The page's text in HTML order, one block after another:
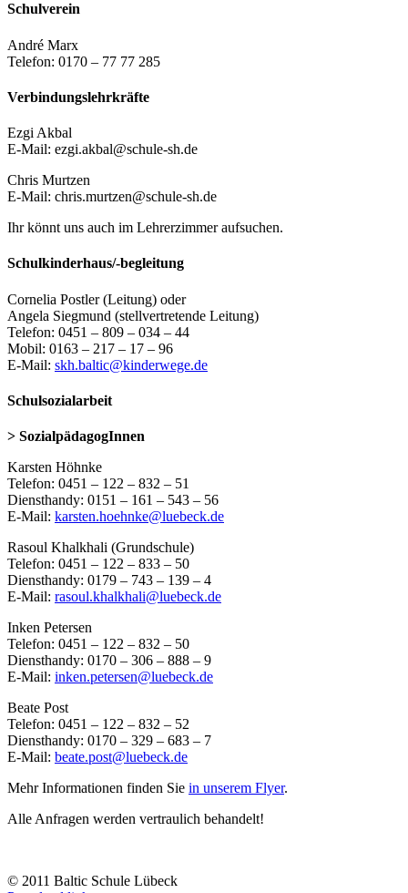
Schulverein
André Marx
Telefon: 0170 – 77 77 285
Verbindungslehrkräfte
Ezgi Akbal
E-Mail: ezgi.akbal@schule-sh.de
Chris Murtzen
E-Mail: chris.murtzen@schule-sh.de
Ihr könnt uns auch im Lehrerzimmer aufsuchen.
Schulkinderhaus/-begleitung
Cornelia Postler (Leitung) oder
Angela Siegmund (stellvertretende Leitung)
Telefon: 0451 – 809 – 034 – 44
Mobil: 0163 – 217 – 17 – 96
E-Mail: skh.baltic@kinderwege.de
Schulsozialarbeit
> SozialpädagogInnen
Karsten Höhnke
Telefon: 0451 – 122 – 832 – 51
Diensthandy: 0151 – 161 – 543 – 56
E-Mail: karsten.hoehnke@luebeck.de
Rasoul Khalkhali (Grundschule)
Telefon: 0451 – 122 – 833 – 50
Diensthandy: 0179 – 743 – 139 – 4
E-Mail: rasoul.khalkhali@luebeck.de
Inken Petersen
Telefon: 0451 – 122 – 832 – 50
Diensthandy: 0170 – 306 – 888 – 9
E-Mail: inken.petersen@luebeck.de
Beate Post
Telefon: 0451 – 122 – 832 – 52
Diensthandy: 0170 – 329 – 683 – 7
E-Mail: beate.post@luebeck.de
Mehr Informationen finden Sie in unserem Flyer.
Alle Anfragen werden vertraulich behandelt!
© 2011 Baltic Schule Lübeck